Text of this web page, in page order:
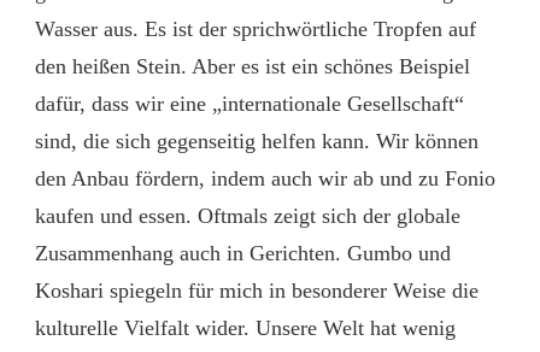
Wasser aus. Es ist der sprichwörtliche Tropfen auf
den heißen Stein. Aber es ist ein schönes Beispiel
dafür, dass wir eine „internationale Gesellschaft“
sind, die sich gegenseitig helfen kann. Wir können
den Anbau fördern, indem auch wir ab und zu Fonio
kaufen und essen. Oftmals zeigt sich der globale
Zusammenhang auch in Gerichten. Gumbo und
Koshari spiegeln für mich in besonderer Weise die
kulturelle Vielfalt wider. Unsere Welt hat wenig